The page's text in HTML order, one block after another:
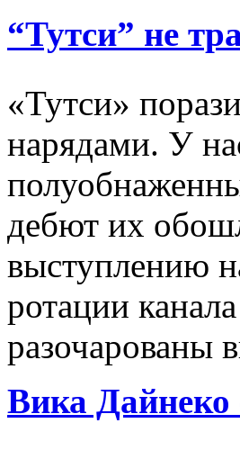
“Тутси” не
«Тутси»
нарядами. У
дебют их
выступлению
ротации
Вика Дайнеко